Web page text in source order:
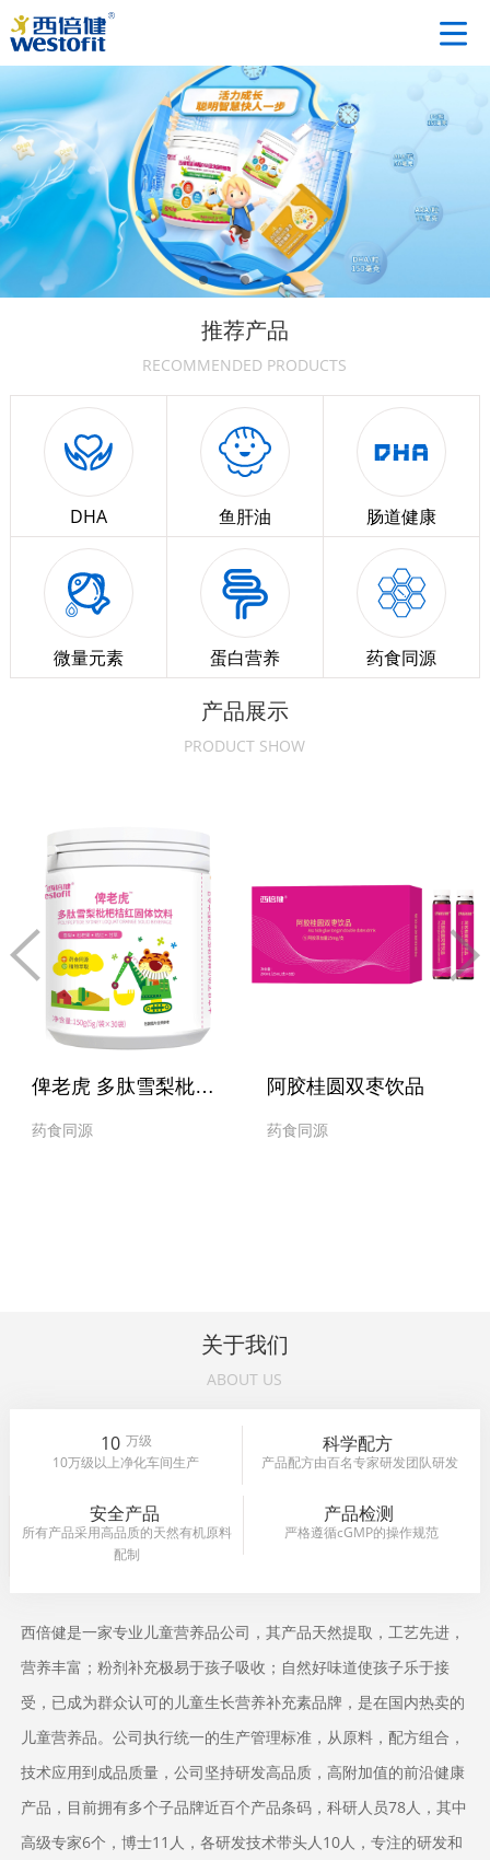
推荐产品
RECOMMENDED PRODUCTS
DHA 鱼肝油 肠道健康
微量元素 蛋白营养 药食同源
产品展示
PRODUCT SHOW
俾老虎 多肽雪梨枇杷桔红固体饮料
药食同源
阿胶桂圆双枣饮品
药食同源
关于我们
ABOUT US
10 万级
10万级以上净化车间生产
科学配方
产品配方由百名专家研发团队研发
安全产品
所有产品采用高品质的天然有机原料
配制
产品检测
严格遵循cGMP的操作规范
西倍健是一家专业儿童营养品公司，其产品天然提取，工艺先进，
营养丰富；粉剂补充极易于孩子吸收；自然好味道使孩子乐于接
受，已成为群众认可的儿童生长营养补充素品牌，是在国内热卖的
儿童营养品。公司执行统一的生产管理标准，从原料，配方组合，
技术应用到成品质量，公司坚持研发高品质，高附加值的前沿健康
产品，目前拥有多个子品牌近百个产品条码，科研人员78人，其中
高级专家6个，博士11人，各研发技术带头人10人，专注的研发和